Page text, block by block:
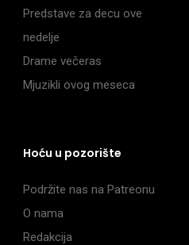
Predstave za decu ove
nedelje
Drame večeras
Mjuzikli ovog meseca
Hoću u pozorište
Podržite nas na Patreonu
O nama
Redakcija